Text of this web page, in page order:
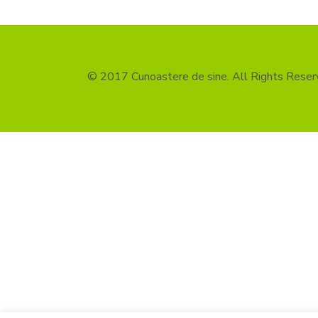
© 2017 Cunoastere de sine. All Rights